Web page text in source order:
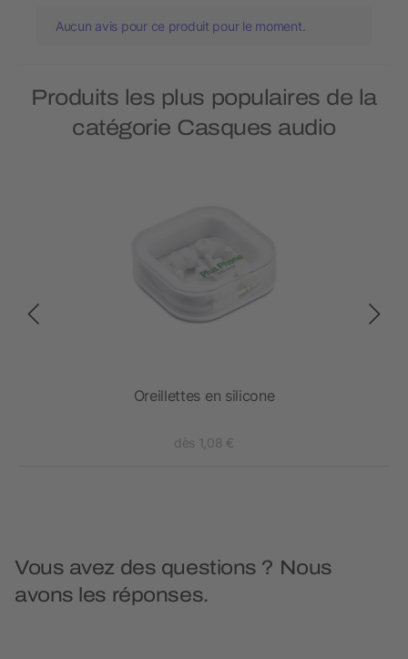
Aucun avis pour ce produit pour le moment.
Produits les plus populaires de la
catégorie Casques audio
Oreillettes en silicone
dès 1,08 €
Vous avez des questions ? Nous
avons les réponses.